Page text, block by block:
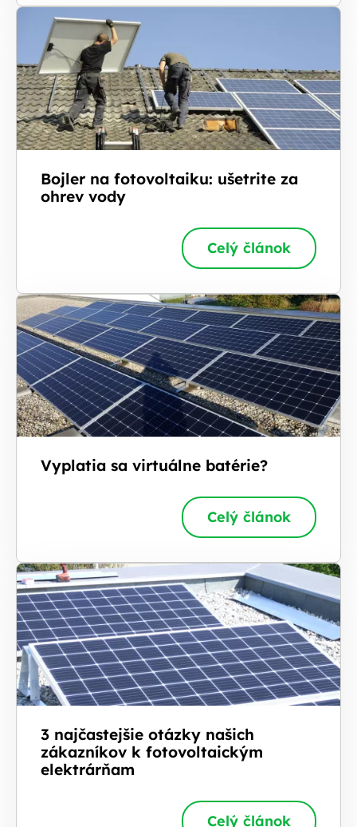
Bojler na fotovoltaiku: ušetrite za
ohrev vody
Celý článok
Vyplatia sa virtuálne batérie?
Celý článok
3 najčastejšie otázky našich
zákazníkov k fotovoltaickým
elektrárňam
Celý článok